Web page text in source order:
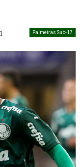
Palmeiras Sub-17